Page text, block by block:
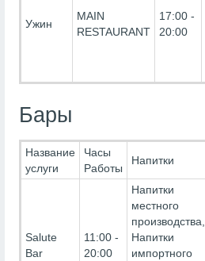
Ужин
MAIN
RESTAURANT
17:00 -
20:00
Бары
Название
услуги
Часы
Работы
Напитки
Salute
Bar
11:00 -
20:00
Напитки
местного
производства,
Напитки
импортного